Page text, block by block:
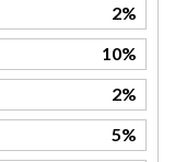
2%
10%
2%
5%